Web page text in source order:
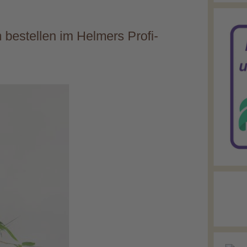
im Helmers Profi-